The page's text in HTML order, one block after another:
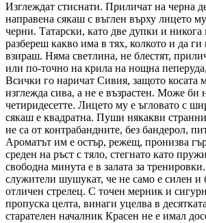
Изглеждат стиснати. Приличат на черна
направена сякаш с въглен върху лицето
черни. Татарски, като две дупки и
разбереш какво има в тях, колкото и да ги
взираш. Няма светлина, не блестят,
или по-точно на крила на нощна
Всички го наричат Сивия, защото косата
изглежда сива, а не е възрастен. Може би
четиридесетте. Лицето му е ъгловато с
сякаш е квадратна. Пуши някакви
не са от контрабандните, без бандерол,
Ароматът им е остър, режещ, пронизва
среден на ръст с тяло, стегнато като
свободна минута е в залата за
служители шушукат, че не само е силен и
отличен стрелец. С точен мерник и
пропуска целта, винаги уцелва в
старателен началник Красен не е имал